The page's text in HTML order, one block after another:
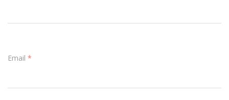
Email *